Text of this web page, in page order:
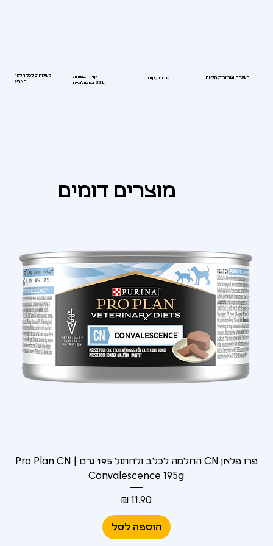
משלוחים לכל חלקי
הארץ
קנייה בטוחה
בטכנולוגיית SSL
שירות לקוחות השגחה וטרינרית מלאה
מוצרים דומים
פרו פלאן CN החלמה לכלב ולחתול 195 גרם | Pro Plan CN
Convalescence 195g
מחיר‏11.90 ‏₪
הוספה לסל